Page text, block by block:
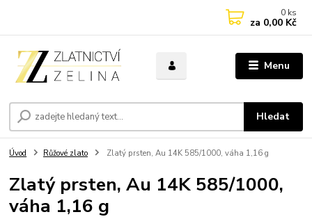
Menu
Hledat
0 ks
za 0,00 Kč
Úvod Růžové zlato Zlatý prsten, Au 14K 585/1000, váha 1,16 g
Zlatý prsten, Au 14K 585/1000,
váha 1,16 g